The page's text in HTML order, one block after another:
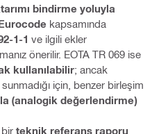
bindirme yoluyla
kapsamında
1-1 ve ilgili ekler
önerilir. EOTA TR 069 ise
kullanılabilir; ancak
için, benzer birleşim
(analogik değerlendirme)
bir teknik referans raporu